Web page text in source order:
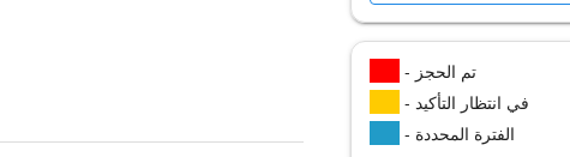
- تم الحجز
- في انتظار التأكيد
- الفترة المحددة